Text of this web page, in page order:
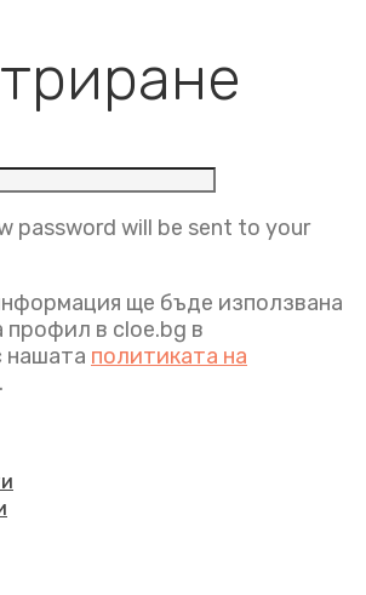
password will be sent to your
ще бъде използвана
профил в cloe.bg в
нашата политиката на
.